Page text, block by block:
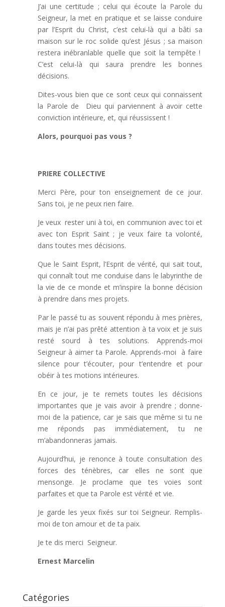
J’ai une certitude ; celui qui écoute la Parole du
Seigneur, la met en pratique et se laisse conduire
par l’Esprit du Christ, c’est celui-là qui a bâti sa
maison sur le roc solide qu’est Jésus ; sa maison
restera inébranlable quelle que soit la tempête !
C’est celui-là qui saura prendre les bonnes
décisions.
Dites-vous bien que ce sont ceux qui connaissent
la Parole de Dieu qui parviennent à avoir cette
conviction intérieure, et, qui réussissent !
Alors, pourquoi pas vous ?
PRIERE COLLECTIVE
Merci Père, pour ton enseignement de ce jour.
Sans toi, je ne peux rien faire.
Je veux rester uni à toi, en communion avec toi et
avec ton Esprit Saint ; je veux faire ta volonté,
dans toutes mes décisions.
Que le Saint Esprit, l’Esprit de vérité, qui sait tout,
qui connaît tout me conduise dans le labyrinthe de
la vie de ce monde et m’inspire la bonne décision
à prendre dans mes projets.
Par le passé tu as souvent répondu à mes prières,
mais je n’ai pas prêté attention à ta voix et je suis
resté sourd à tes solutions. Apprends-moi
Seigneur à aimer ta Parole. Apprends-moi à faire
silence pour t’écouter, pour t’entendre et pour
obéir à tes motions intérieures.
En ce jour, je te remets toutes les décisions
importantes que je vais avoir à prendre ; donne-
moi de la patience, car je sais que même si tu ne
me réponds pas immédiatement, tu ne
m’abandonneras jamais.
Aujourd’hui, je renonce à toute consultation des
forces des ténèbres, car elles ne sont que
mensonge. Je proclame que tes voies sont
parfaites et que ta Parole est vérité et vie.
Je garde les yeux fixés sur toi Seigneur. Remplis-
moi de ton amour et de ta paix.
Je te dis merci Seigneur.
Ernest Marcelin
Catégories